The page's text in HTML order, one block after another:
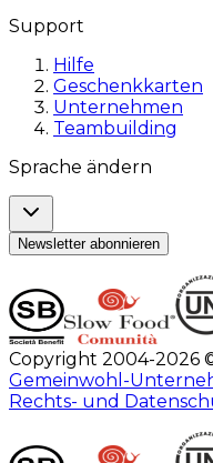
Support
Hilfe
Geschenkkarten
Unternehmen
Teambuilding
Sprache ändern
Newsletter abonnieren
Copyright 2004-2026
Gemeinwohl-
Rechts- und